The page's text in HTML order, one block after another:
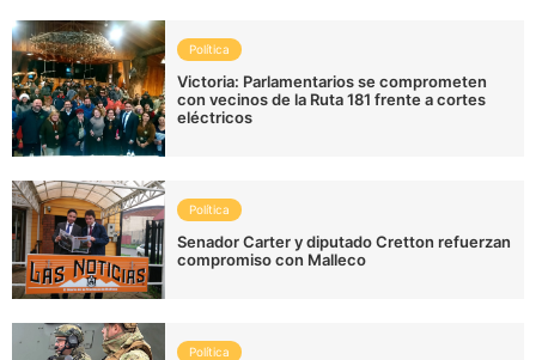
Política
Victoria: Parlamentarios se comprometen
con vecinos de la Ruta 181 frente a cortes
eléctricos
Política
Senador Carter y diputado Cretton refuerzan
compromiso con Malleco
Política